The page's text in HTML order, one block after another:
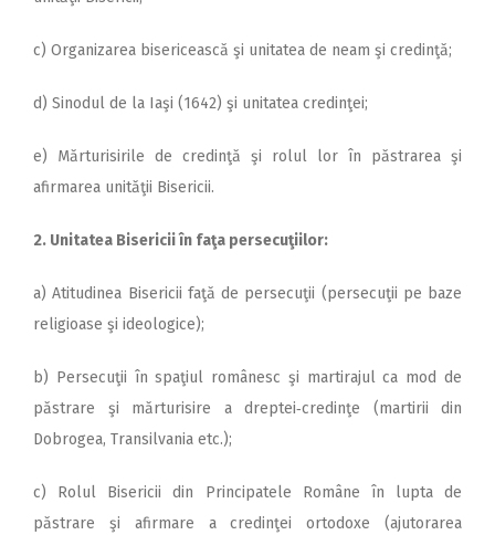
c) Organizarea bisericească şi unitatea de neam şi credinţă;
d) Sinodul de la Iaşi (1642) şi unitatea credinţei;
e) Mărturisirile de credinţă şi rolul lor în păstrarea şi
afirmarea unităţii Bisericii.
2. Unitatea Bisericii în faţa persecuţiilor:
a) Atitudinea Bisericii faţă de persecuţii (persecuţii pe baze
religioase şi ideologice);
b) Persecuţii în spaţiul românesc şi martirajul ca mod de
păstrare şi mărturisire a dreptei‑credinţe (martirii din
Dobrogea, Transilvania etc.);
c) Rolul Bisericii din Principatele Române în lupta de
păstrare şi afirmare a credinţei ortodoxe (ajutorarea